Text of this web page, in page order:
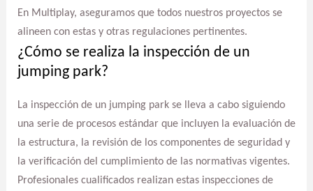
En Multiplay, aseguramos que todos nuestros proyectos se
alineen con estas y otras regulaciones pertinentes.
¿Cómo se realiza la inspección de un
jumping park?
La inspección de un jumping park se lleva a cabo siguiendo
una serie de procesos estándar que incluyen la evaluación de
la estructura, la revisión de los componentes de seguridad y
la verificación del cumplimiento de las normativas vigentes.
Profesionales cualificados realizan estas inspecciones de